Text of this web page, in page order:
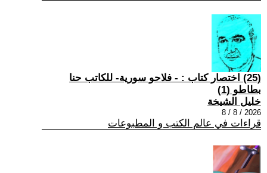
(25) اختصار كتاب : - فلاحو سورية- للكاتب حنا
بطاطو (1)
خليل الشيخة
2026 / 8 / 8
قراءات في عالم الكتب و المطبوعات